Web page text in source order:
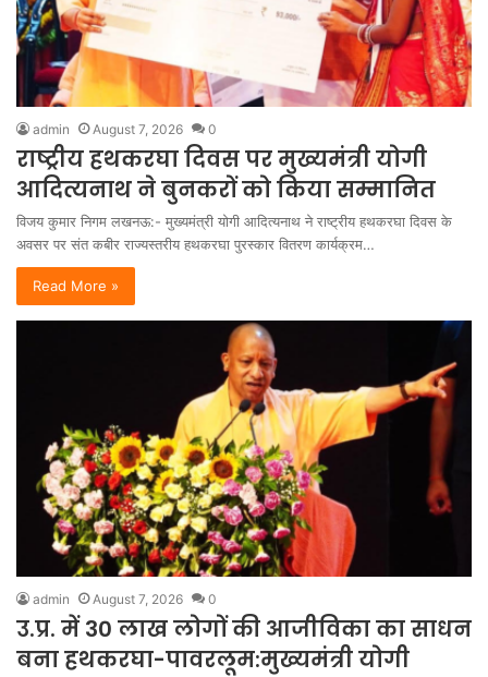
admin August 7, 2026 0
राष्ट्रीय हथकरघा दिवस पर मुख्यमंत्री योगी
आदित्यनाथ ने बुनकरों को किया सम्मानित
विजय कुमार निगम लखनऊ:- मुख्यमंत्री योगी आदित्यनाथ ने राष्ट्रीय हथकरघा दिवस के
अवसर पर संत कबीर राज्यस्तरीय हथकरघा पुरस्कार वितरण कार्यक्रम…
Read More »
admin August 7, 2026 0
उ.प्र. में 30 लाख लोगों की आजीविका का साधन
बना हथकरघा-पावरलूम:मुख्यमंत्री योगी